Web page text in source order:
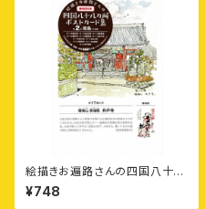
絵描きお遍路さんの四国八十八
カ所御朱印付きポストカード集
〈第2集〉徳島11カ寺
¥748